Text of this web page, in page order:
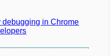
debugging in Chrome